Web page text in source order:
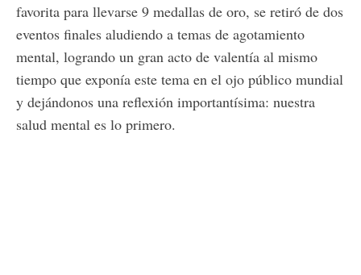
favorita para llevarse 9 medallas de oro, se retiró de dos
eventos finales aludiendo a temas de agotamiento
mental, logrando un gran acto de valentía al mismo
tiempo que exponía este tema en el ojo público mundial
y dejándonos una reflexión importantísima: nuestra
salud mental es lo primero.